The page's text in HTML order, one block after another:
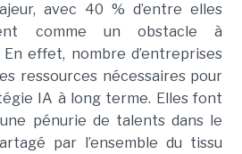
avec 40 % d’entre elles
comme un obstacle à
En effet, nombre d’entreprises
ressources nécessaires pour
IA à long terme. Elles font
pénurie de talents dans le
par l’ensemble du tissu